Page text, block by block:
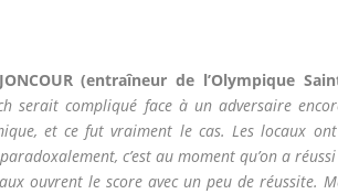
(entraîneur de l’Olympique
serait compliqué face à un adversaire
et ce fut vraiment le cas. Les locaux
c’est au moment qu’on a
ouvrent le score avec un peu de réussite.